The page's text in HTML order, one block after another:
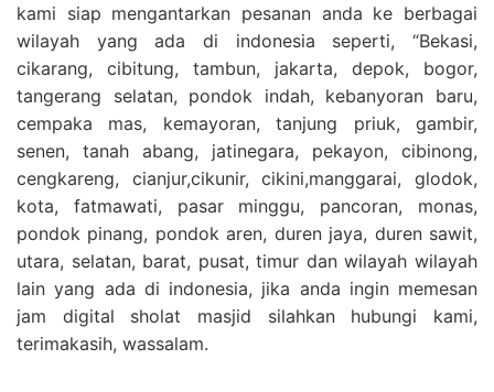
kami siap mengantarkan pesanan anda ke berbagai
wilayah yang ada di indonesia seperti, “Bekasi,
cikarang, cibitung, tambun, jakarta, depok, bogor,
tangerang selatan, pondok indah, kebanyoran baru,
cempaka mas, kemayoran, tanjung priuk, gambir,
senen, tanah abang, jatinegara, pekayon, cibinong,
cengkareng, cianjur,cikunir, cikini,manggarai, glodok,
kota, fatmawati, pasar minggu, pancoran, monas,
pondok pinang, pondok aren, duren jaya, duren sawit,
utara, selatan, barat, pusat, timur dan wilayah wilayah
lain yang ada di indonesia, jika anda ingin memesan
jam digital sholat masjid silahkan hubungi kami,
terimakasih, wassalam.